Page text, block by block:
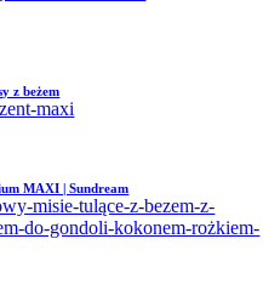
z beżem
MAXI | Sundream